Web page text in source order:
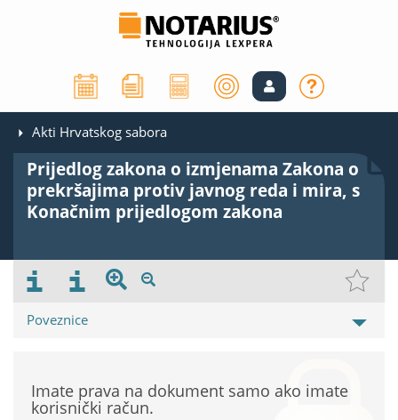
Akti Hrvatskog sabora
Prijedlog zakona o izmjenama Zakona o
prekršajima protiv javnog reda i mira, s
Konačnim prijedlogom zakona
Poveznice
Imate prava na dokument samo ako imate
korisnički račun.